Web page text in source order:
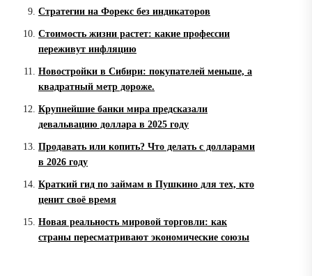
Стратегии на Форекс без индикаторов
Стоимость жизни растет: какие профессии
переживут инфляцию
Новостройки в Сибири: покупателей меньше, а
квадратный метр дороже.
Крупнейшие банки мира предсказали
девальвацию доллара в 2025 году
Продавать или копить? Что делать с долларами
в 2026 году
Краткий гид по займам в Пушкино для тех, кто
ценит своё время
Новая реальность мировой торговли: как
страны пересматривают экономические союзы